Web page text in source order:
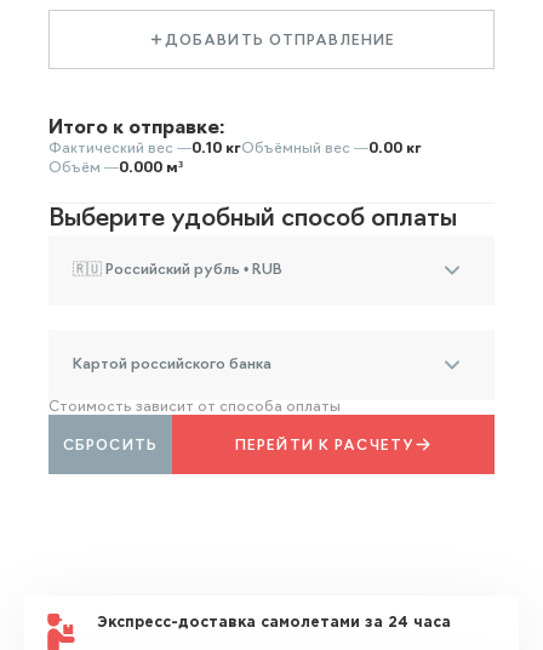
ДОБАВИТЬ ОТПРАВЛЕНИЕ
Итого к отправке:
Фактический вес —0.10 кгОбъёмный вес —0.00 кг
Объём —0.000 м³
Выберите удобный способ оплаты
🇷🇺 Российский рубль • RUB
Картой российского банка
Стоимость зависит от способа оплаты
ПЕРЕЙТИ К РАСЧЕТУ
СБРОСИТЬ
Экспресс-доставка самолетами за 24 часа